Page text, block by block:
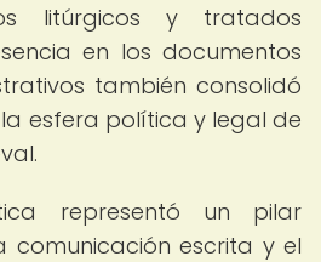
litúrgicos y tratados
en los documentos
también consolidó
esfera política y legal de
representó un pilar
comunicación escrita y el